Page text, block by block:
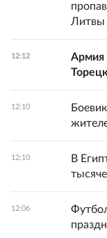
Литвы
12:12
Армия
12:10
12:10
В
12:06